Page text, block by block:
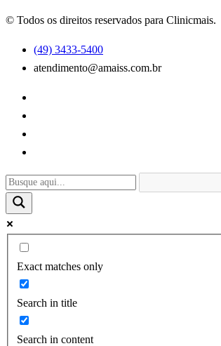
© Todos os direitos reservados para Clinicmais.
(49) 3433-5400
atendimento@amaiss.com.br
Exact matches only
Search in title
Search in content